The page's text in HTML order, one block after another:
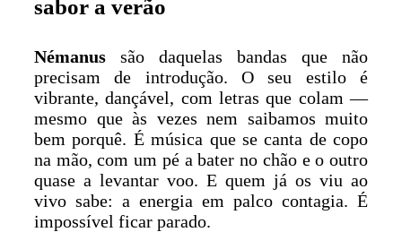
sabor a verão
Némanus são daquelas bandas que não
precisam de introdução. O seu estilo é
vibrante, dançável, com letras que colam —
mesmo que às vezes nem saibamos muito
bem porquê. É música que se canta de copo
na mão, com um pé a bater no chão e o outro
quase a levantar voo. E quem já os viu ao
vivo sabe: a energia em palco contagia. É
impossível ficar parado.